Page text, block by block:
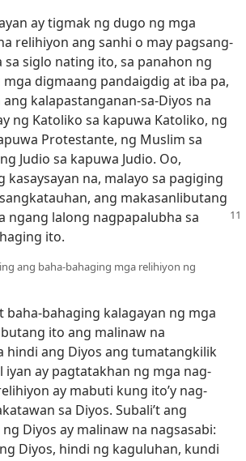
ay tigmak ng dugo ng mga
relihiyon ang sanhi o may pagsang-
sa siglo nating ito, sa panahon ng
digmaang pandaigdig at iba pa,
kalapastanganan-sa-Diyos na
ng Katoliko sa kapuwa Katoliko, ng
Protestante, ng Muslim sa
Judio sa kapuwa Judio. Oo,
kasaysayan na, malayo sa pagiging
ang makasanlibutang
ngang lalong nagpapalubha sa
ito.
ang baha-bahaging mga relihiyon ng
baha-bahaging kalagayan ng mga
ito ang malinaw na
hindi ang Diyos ang tumatangkilik
iyan ay pagtatakhan ng mga nag-
ay mabuti kung ito’y nag-
sa Diyos. Subali’t ang
Diyos ay malinaw na nagsasabi:
Diyos, hindi ng kaguluhan, kundi